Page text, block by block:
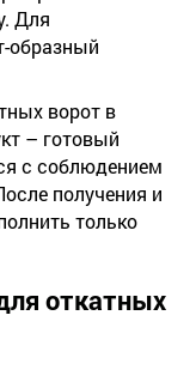
Для
образный
ворот в
– готовый
с соблюдением
получения и
только
откатных